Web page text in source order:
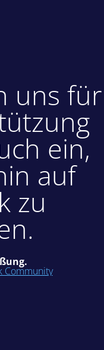
uns für
ein,
auf
zu
Community